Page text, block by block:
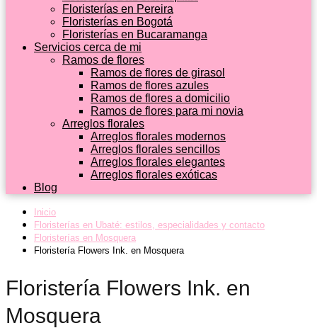
Floristerías en Pereira
Floristerías en Bogotá
Floristerías en Bucaramanga
Servicios cerca de mi
Ramos de flores
Ramos de flores de girasol
Ramos de flores azules
Ramos de flores a domicilio
Ramos de flores para mi novia
Arreglos florales
Arreglos florales modernos
Arreglos florales sencillos
Arreglos florales elegantes
Arreglos florales exóticas
Blog
Inicio
Floristerías en Ubaté: estilos, especialidades y contacto
Floristerías en Mosquera
Floristería Flowers Ink. en Mosquera
Floristería Flowers Ink. en
Mosquera